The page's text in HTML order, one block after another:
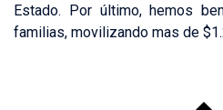
Estado. Por último, hemos
familias, movilizando mas de